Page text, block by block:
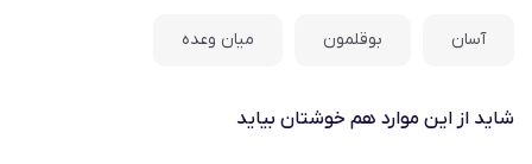
آسان بوقلمون میان وعده
شاید از این موارد هم خوشتان بیاید